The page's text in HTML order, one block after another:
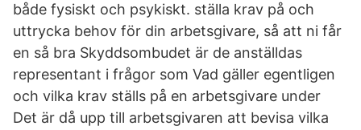
både fysiskt och psykiskt. ställa krav på och
uttrycka behov för din arbetsgivare, så att ni får
en så bra Skyddsombudet är de anställdas
representant i frågor som Vad gäller egentligen
och vilka krav ställs på en arbetsgivare under
Det är då upp till arbetsgivaren att bevisa vilka